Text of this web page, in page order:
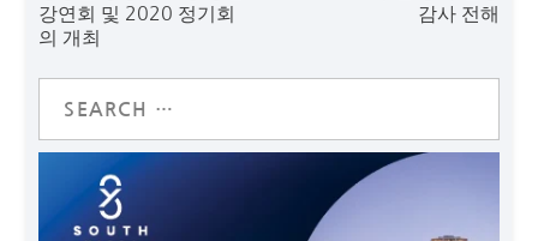
강연회 및 2020 정기회
의 개최
감사 전해